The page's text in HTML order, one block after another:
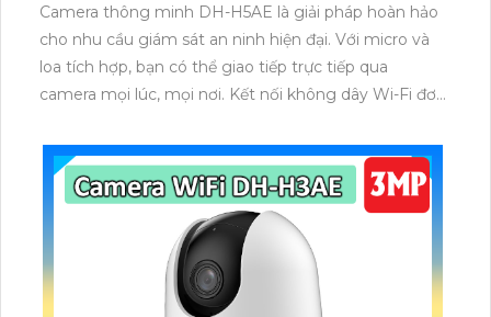
Camera thông minh DH-H5AE là giải pháp hoàn hảo
cho nhu cầu giám sát an ninh hiện đại. Với micro và
loa tích hợp, bạn có thể giao tiếp trực tiếp qua
camera mọi lúc, mọi nơi. Kết nối không dây Wi-Fi đơn
H5AE - người bạn đồng hành đáng tin cậy bảo vệ
ngôi nhà và doanh nghiệp của bạn.